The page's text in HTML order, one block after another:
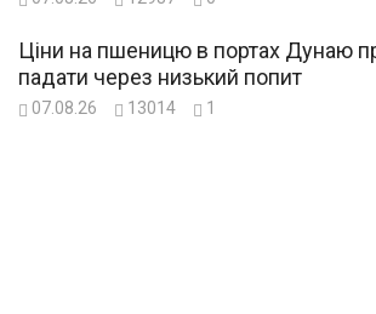
Ціни на пшеницю в портах Дунаю
падати через низький попит
07.08.26 13014 1